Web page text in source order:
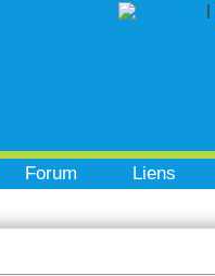
Forum Liens